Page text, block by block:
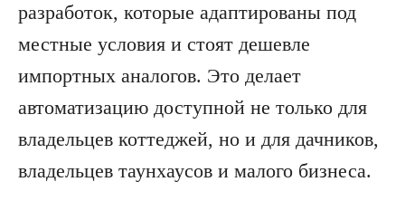
разработок, которые адаптированы под
местные условия и стоят дешевле
импортных аналогов. Это делает
автоматизацию доступной не только для
владельцев коттеджей, но и для дачников,
владельцев таунхаусов и малого бизнеса.